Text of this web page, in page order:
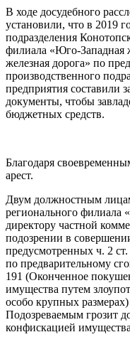
В ходе досудебного
установили, что в 2019
подразделения
филиала «Юго-Западная
железная дорога» по
производственного
предприятия составили
документы, чтобы
бюджетных средств.
Благодаря
арест.
Двум должностным
регионального филиала
директору частной
подозрении в
предусмотренных ч. 2
по предварительному
191 (Оконченное
имущества путем
особо крупных
Подозреваемым грозит
конфискацией